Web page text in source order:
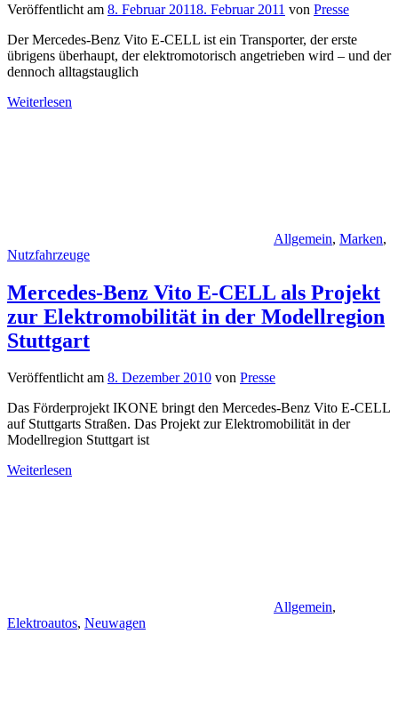
Veröffentlicht am 8. Februar 20118. Februar 2011 von Presse
Der Mercedes-Benz Vito E-CELL ist ein Transporter, der erste
übrigens überhaupt, der elektromotorisch angetrieben wird – und der
dennoch alltagstauglich
Weiterlesen
Allgemein, Marken,
Nutzfahrzeuge
Mercedes-Benz Vito E-CELL als Projekt
zur Elektromobilität in der Modellregion
Stuttgart
Veröffentlicht am 8. Dezember 2010 von Presse
Das Förderprojekt IKONE bringt den Mercedes-Benz Vito E-CELL
auf Stuttgarts Straßen. Das Projekt zur Elektromobilität in der
Modellregion Stuttgart ist
Weiterlesen
Allgemein,
Elektroautos, Neuwagen